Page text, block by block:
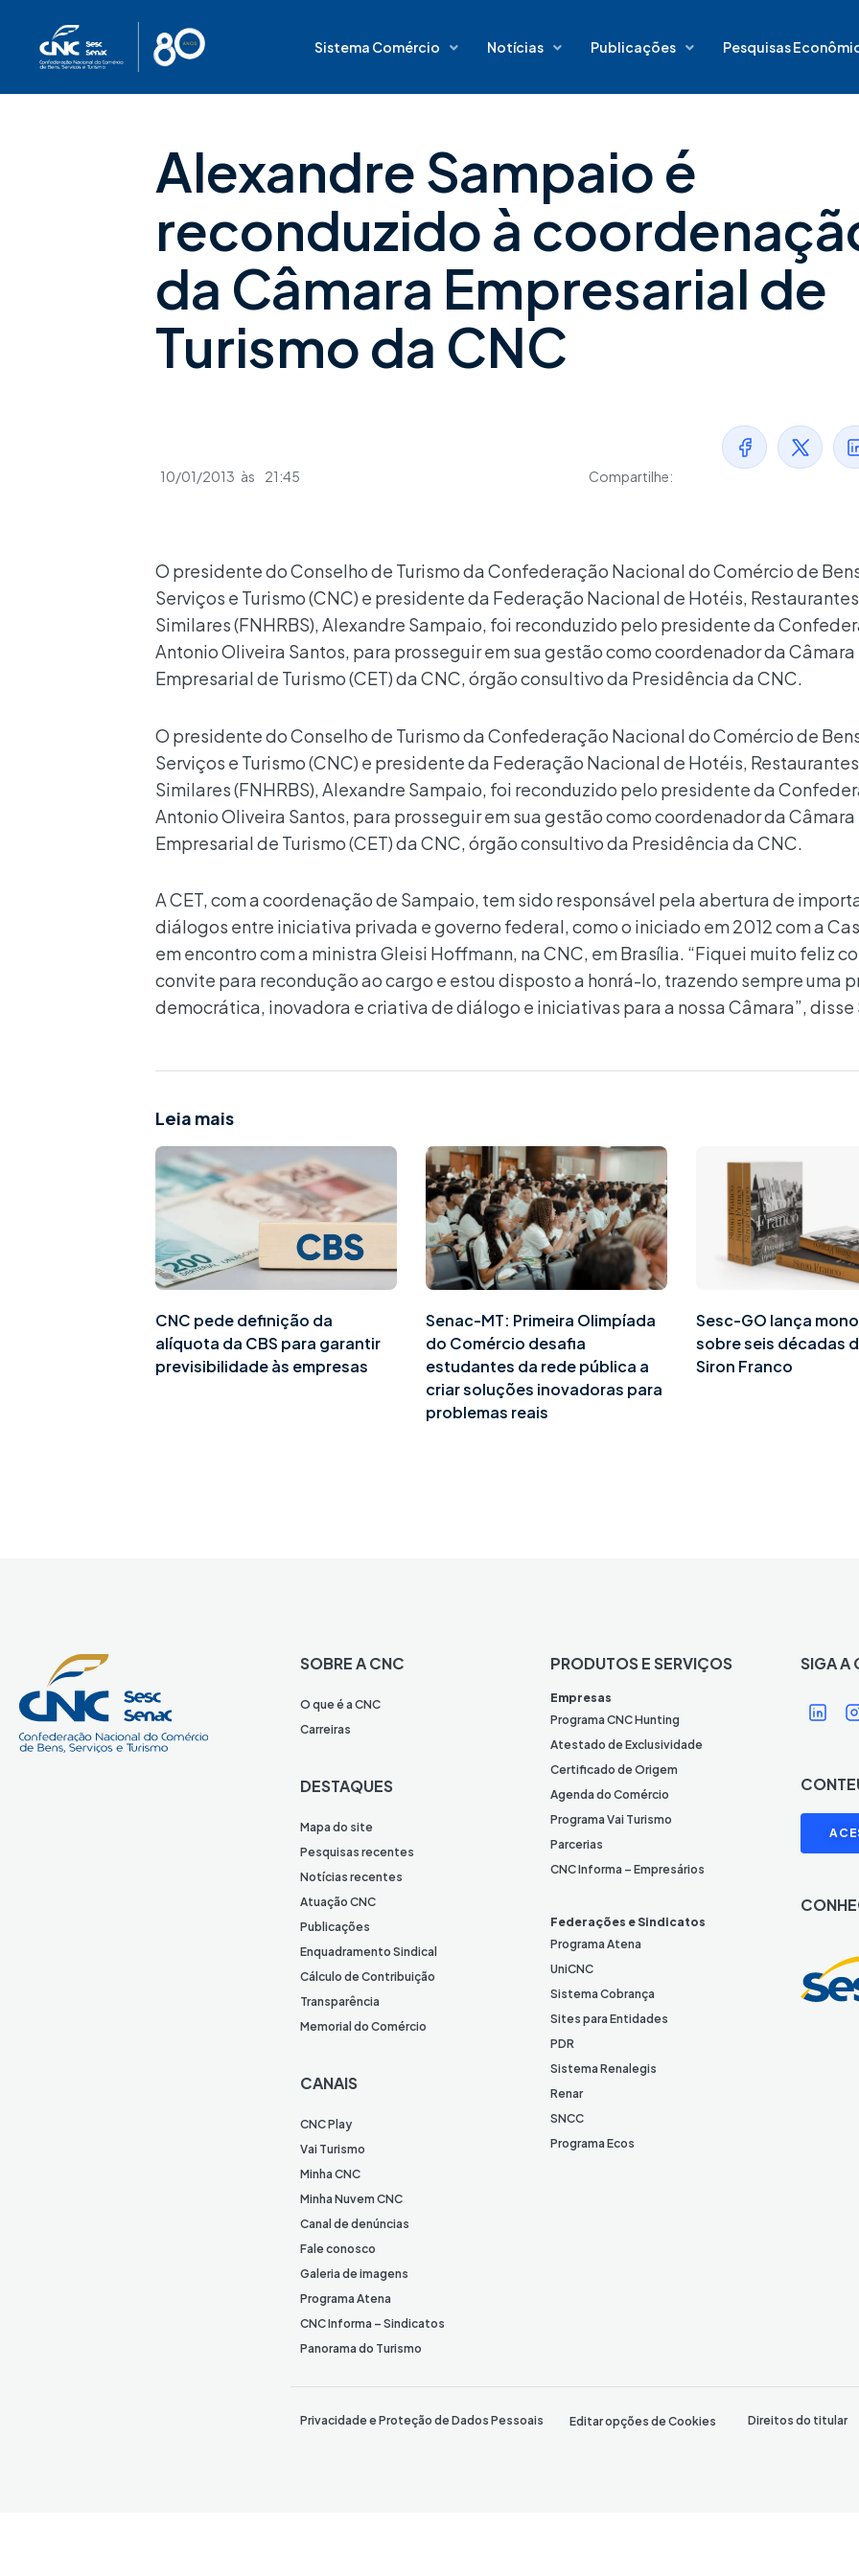
Sistema Comércio Notícias Publicações Pesquisas
Alexandre Sampaio é
reconduzido à
da Câmara Empresarial de
Turismo da CNC
10/01/2013 às 21:45 Compartilhe:
O presidente do Conselho de Turismo da Confederação Nacional do Comércio de
Serviços e Turismo (CNC) e presidente da Federação Nacional de Hotéis,
Similares (FNHRBS), Alexandre Sampaio, foi reconduzido pelo presidente da
Antonio Oliveira Santos, para prosseguir em sua gestão como coordenador da Câmara
Empresarial de Turismo (CET) da CNC, órgão consultivo da Presidência da CNC.
O presidente do Conselho de Turismo da Confederação Nacional do Comércio de
Serviços e Turismo (CNC) e presidente da Federação Nacional de Hotéis,
Similares (FNHRBS), Alexandre Sampaio, foi reconduzido pelo presidente da
Antonio Oliveira Santos, para prosseguir em sua gestão como coordenador da Câmara
Empresarial de Turismo (CET) da CNC, órgão consultivo da Presidência da CNC.
A CET, com a coordenação de Sampaio, tem sido responsável pela abertura de
diálogos entre iniciativa privada e governo federal, como o iniciado em 2012 com a
em encontro com a ministra Gleisi Hoffmann, na CNC, em Brasília. “Fiquei muito feliz
convite para recondução ao cargo e estou disposto a honrá-lo, trazendo sempre uma
democrática, inovadora e criativa de diálogo e iniciativas para a nossa Câmara”, disse
Leia mais
CNC pede definição da
alíquota da CBS para garantir
previsibilidade às empresas
Senac-MT: Primeira Olimpíada
do Comércio desafia
estudantes da rede pública a
criar soluções inovadoras para
problemas reais
Sesc-GO lança
sobre seis décadas
Siron Franco
SOBRE A CNC
O que é a CNC
Carreiras
DESTAQUES
Mapa do site
Pesquisas recentes
Notícias recentes
Atuação CNC
Publicações
Enquadramento Sindical
Cálculo de Contribuição
Transparência
Memorial do Comércio
CANAIS
CNC Play
Vai Turismo
Minha CNC
Minha Nuvem CNC
Canal de denúncias
Fale conosco
Galeria de imagens
Programa Atena
CNC Informa – Sindicatos
Panorama do Turismo
PRODUTOS E SERVIÇOS
Empresas
Programa CNC Hunting
Atestado de Exclusividade
Certificado de Origem
Agenda do Comércio
Programa Vai Turismo
Parcerias
CNC Informa – Empresários
Federações e Sindicatos
Programa Atena
UniCNC
Sistema Cobrança
Sites para Entidades
PDR
Sistema Renalegis
Renar
SNCC
Programa Ecos
SIGA A
Í
c
n
e
L
i
k
e
I
n
Í
I
Privacidade e Proteção de Dados Pessoais Editar opções de Cookies Direitos do titular